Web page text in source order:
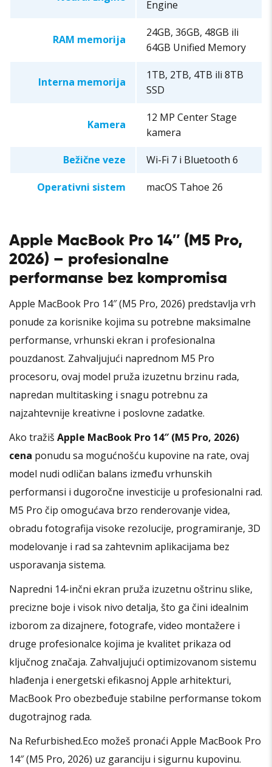
Engine
RAM memorija
24GB, 36GB, 48GB ili
64GB Unified Memory
Interna memorija
1TB, 2TB, 4TB ili 8TB
SSD
Kamera
12 MP Center Stage
kamera
Bežične veze Wi-Fi 7 i Bluetooth 6
Operativni sistem macOS Tahoe 26
Apple MacBook Pro 14″ (M5 Pro,
2026) – profesionalne
performanse bez kompromisa
Apple MacBook Pro 14″ (M5 Pro, 2026) predstavlja vrh
ponude za korisnike kojima su potrebne maksimalne
performanse, vrhunski ekran i profesionalna
pouzdanost. Zahvaljujući naprednom M5 Pro
procesoru, ovaj model pruža izuzetnu brzinu rada,
napredan multitasking i snagu potrebnu za
najzahtevnije kreativne i poslovne zadatke.
Ako tražiš Apple MacBook Pro 14″ (M5 Pro, 2026)
cena ponudu sa mogućnošću kupovine na rate, ovaj
model nudi odličan balans između vrhunskih
performansi i dugoročne investicije u profesionalni rad.
M5 Pro čip omogućava brzo renderovanje videa,
obradu fotografija visoke rezolucije, programiranje, 3D
modelovanje i rad sa zahtevnim aplikacijama bez
usporavanja sistema.
Napredni 14-inčni ekran pruža izuzetnu oštrinu slike,
precizne boje i visok nivo detalja, što ga čini idealnim
izborom za dizajnere, fotografe, video montažere i
druge profesionalce kojima je kvalitet prikaza od
ključnog značaja. Zahvaljujući optimizovanom sistemu
hlađenja i energetski efikasnoj Apple arhitekturi,
MacBook Pro obezbeđuje stabilne performanse tokom
dugotrajnog rada.
Na Refurbished.Eco možeš pronaći Apple MacBook Pro
14″ (M5 Pro, 2026) uz garanciju i sigurnu kupovinu.